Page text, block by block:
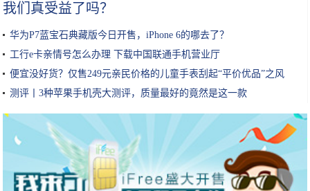
我们真受益了吗？
华为P7蓝宝石典藏版今日开售，iPhone 6的哪去了？
工行e卡亲情号怎么办理 下载中国联通手机营业厅
便宜没好货？仅售249元亲民价格的儿童手表刮起“平价优品”之风
测评丨3种苹果手机壳大测评，质量最好的竟然是这一款